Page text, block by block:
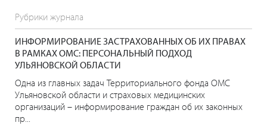
Рубрики журнала
ИНФОРМИРОВАНИЕ ЗАСТРАХОВАННЫХ ОБ ИХ ПРАВАХ
В РАМКАХ ОМС: ПЕРСОНАЛЬНЫЙ ПОДХОД
УЛЬЯНОВСКОЙ ОБЛАСТИ
Одна из главных задач Территориального фонда ОМС
Ульяновской области и страховых медицинских
организаций – информирование граждан об их законных
пр...